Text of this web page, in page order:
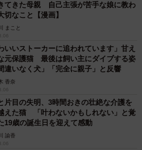
てきた母親 自己主張が苦手な娘に教わ
切なこと【漫画】
まこと
いいストーカーに追われています」甘え
元保護猫 最後は飼い主にダイブする姿
違いなく犬」「完全に親子」と反響
香奈
片目の失明、3時間おきの壮絶な介護を
えた猫 「叶わないかもしれない」と覚
19歳の誕生日を迎えて感動
諭香